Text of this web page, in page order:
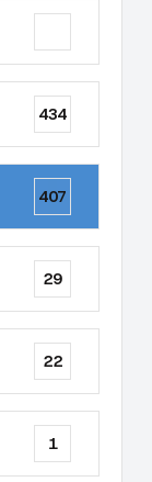
434
407
29
22
1